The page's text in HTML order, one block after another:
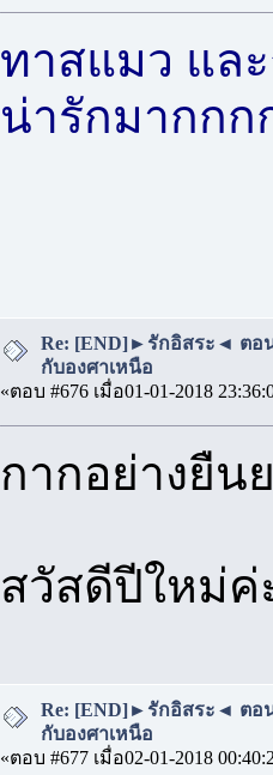
ทาสแมว แล
น่ารักมากก
Re: [END]►รักอิสระ◄ ตอ
กับองศาเหนือ
«ตอบ #676 เมื่อ01-01-2018
กากอย่างยืน
สวัสดีปีใหม่ค่
Re: [END]►รักอิสระ◄ ตอ
กับองศาเหนือ
«ตอบ #677 เมื่อ02-01-2018